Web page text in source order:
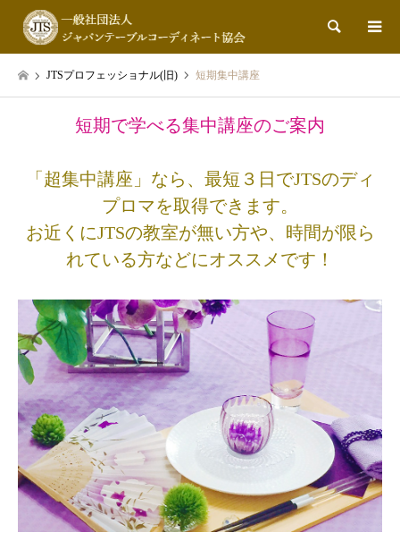
検索
JTSプロフェッショナル(旧) 短期集中講座
短期で学べる集中講座のご案内
「超集中講座」なら、最短３日でJTSのディ
プロマを取得できます。
お近くにJTSの教室が無い方や、時間が限ら
れている方などにオススメです！